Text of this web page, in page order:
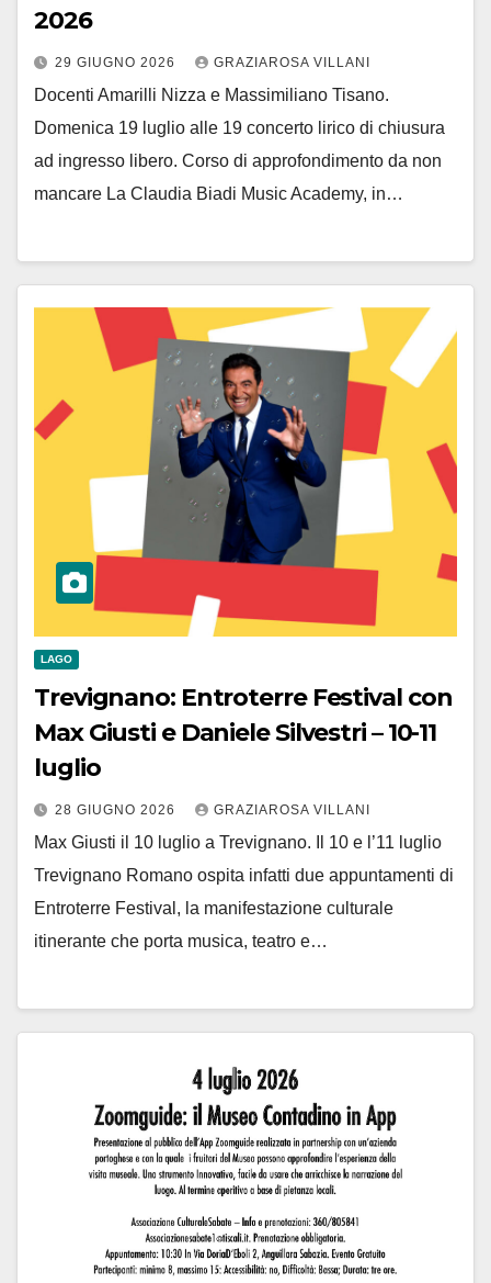
2026
29 GIUGNO 2026 GRAZIAROSA VILLANI
Docenti Amarilli Nizza e Massimiliano Tisano.
Domenica 19 luglio alle 19 concerto lirico di chiusura
ad ingresso libero. Corso di approfondimento da non
mancare La Claudia Biadi Music Academy, in…
LAGO
Trevignano: Entroterre Festival con
Max Giusti e Daniele Silvestri – 10-11
luglio
28 GIUGNO 2026 GRAZIAROSA VILLANI
Max Giusti il 10 luglio a Trevignano. Il 10 e l’11 luglio
Trevignano Romano ospita infatti due appuntamenti di
Entroterre Festival, la manifestazione culturale
itinerante che porta musica, teatro e…